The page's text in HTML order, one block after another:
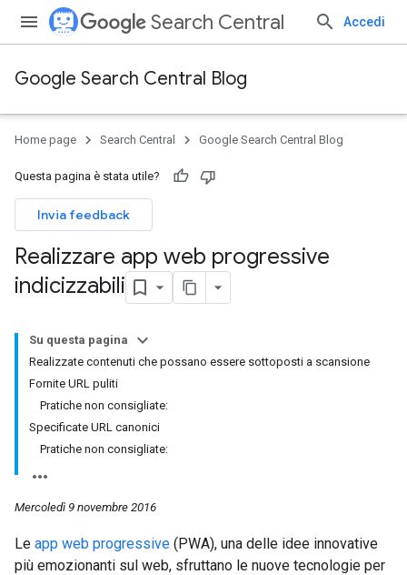
Search Central Accedi
Google Search Central Blog
Home page Search Central Google Search Central Blog
Questa pagina è stata utile?
Invia feedback
Realizzare app web progressive
indicizzabili
Su questa pagina
Realizzate contenuti che possano essere sottoposti a scansione
Fornite URL puliti
Pratiche non consigliate:
Specificate URL canonici
Pratiche non consigliate:
Mercoledì 9 novembre 2016
Le app web progressive (PWA), una delle idee innovative
più emozionanti sul web, sfruttano le nuove tecnologie per